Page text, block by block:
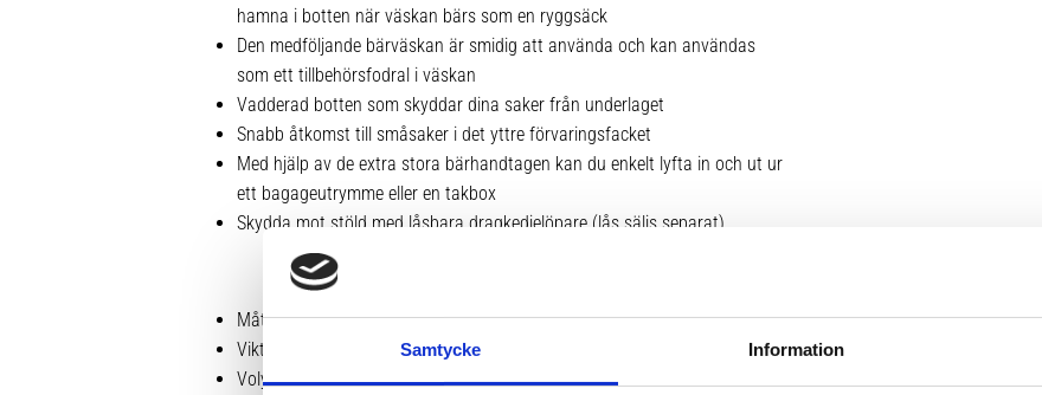
Samtycke Information
hamna i botten när väskan bärs som en ryggsäck
Den medföljande bärväskan är smidig att använda och kan användas
som ett tillbehörsfodral i väskan
Vadderad botten som skyddar dina saker från underlaget
Snabb åtkomst till småsaker i det yttre förvaringsfacket
Med hjälp av de extra stora bärhandtagen kan du enkelt lyfta in och ut ur
ett bagageutrymme eller en takbox
Skydda mot stöld med låsbara dragkedjelöpare (lås säljs separat)
Mått 56.0 x 32.0 x 25.5 cm
Vikt 1.4 kg
Volym 40 L